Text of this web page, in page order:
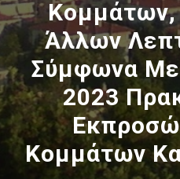
Άλλων
Σύμφωνα
2023
Κομμάτων